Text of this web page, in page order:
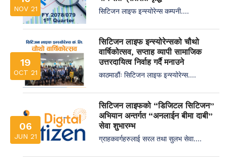
NOV 21
सिटिजन लाइफ इन्स्योरेन्स कम्पनी....
19
OCT 21
सिटिजन लाइफ इन्स्योरेन्सको चौथो
वार्षिकोत्सव, सप्ताह व्यापी सामाजिक
उत्तरदायित्व निर्वाह गर्दै मनाउने
काठमाडौंः सिटिजन लाइफ इन्स्योरेन्स....
06
JUN 21
सिटिजन लाइफको “डिजिटल सिटिजन”
अभियान अन्तर्गत “अनलाईन बीमा दाबी”
सेवा शुभारम्भ
ग्राहकवर्गहरुलाई सरल तथा सुलभ सेवा....